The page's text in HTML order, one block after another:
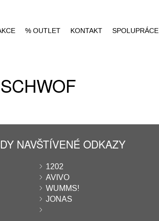
% OUTLET KONTAKT SPOLUPRÁCE
SCHWOF
NAVŠTÍVENÉ ODKAZY
1202
AVIVO
WUMMS!
JONAS